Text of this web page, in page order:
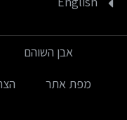
אבן השוהם
מפת אתר